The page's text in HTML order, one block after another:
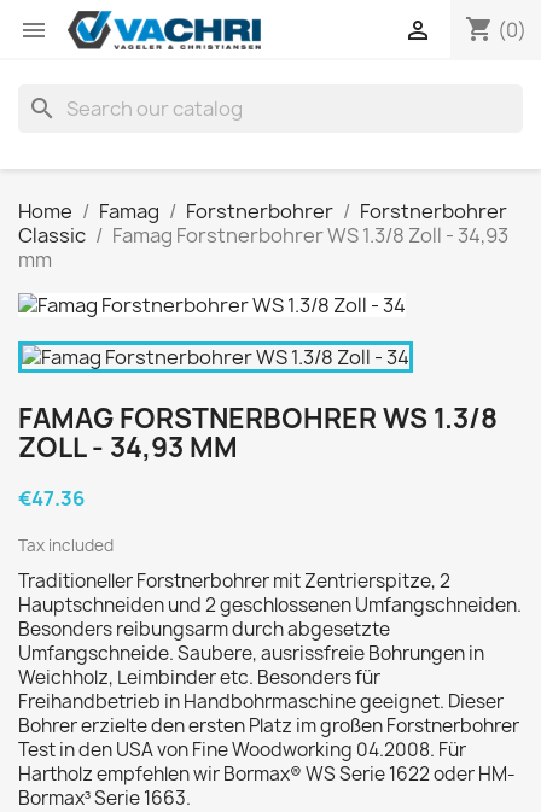
 shopping_cart (0)

search
Home Famag Forstnerbohrer
Forstnerbohrer
Classic
Famag Forstnerbohrer WS 1.3/8 Zoll - 34,93
mm
FAMAG FORSTNERBOHRER WS 1.3/8
ZOLL - 34,93 MM
€47.36
Tax included
Traditioneller Forstnerbohrer mit Zentrierspitze, 2
Hauptschneiden und 2 geschlossenen Umfangschneiden.
Besonders reibungsarm durch abgesetzte
Umfangschneide. Saubere, ausrissfreie Bohrungen in
Weichholz, Leimbinder etc. Besonders für
Freihandbetrieb in Handbohrmaschine geeignet. Dieser
Bohrer erzielte den ersten Platz im großen Forstnerbohrer
Test in den USA von Fine Woodworking 04.2008. Für
Hartholz empfehlen wir Bormax® WS Serie 1622 oder HM-
Bormax³ Serie 1663.